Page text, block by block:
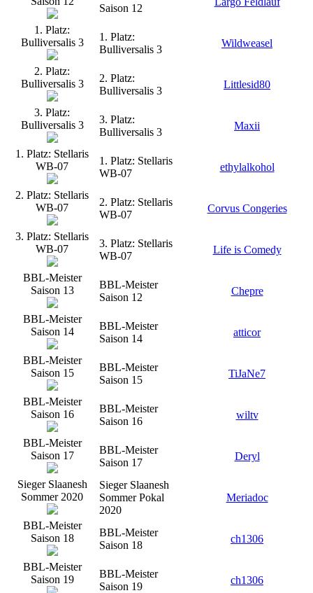
Saison 12
1. Platz:
Bulliversalis 3
1. Platz:
Bulliversalis 3
Wildweasel
2. Platz:
Bulliversalis 3
2. Platz:
Bulliversalis 3
Littlesid80
3. Platz:
Bulliversalis 3
3. Platz:
Bulliversalis 3
Maxii
1. Platz: Stellaris
WB-07
1. Platz: Stellaris
WB-07
ethylalkohol
2. Platz: Stellaris
WB-07
2. Platz: Stellaris
WB-07
Corvus Congeries
3. Platz: Stellaris
WB-07
3. Platz: Stellaris
WB-07
Life is Comedy
BBL-Meister
Saison 13
BBL-Meister
Saison 12
Chepre
BBL-Meister
Saison 14
BBL-Meister
Saison 14
atticor
BBL-Meister
Saison 15
BBL-Meister
Saison 15
TiJaNe7
BBL-Meister
Saison 16
BBL-Meister
Saison 16
wiltv
BBL-Meister
Saison 17
BBL-Meister
Saison 17
Deryl
Sieger Slaanesh
Sommer 2020
Sieger Slaanesh
Sommer Pokal
2020
Meriadoc
BBL-Meister
Saison 18
BBL-Meister
Saison 18
ch1306
BBL-Meister
Saison 19
BBL-Meister
Saison 19
ch1306